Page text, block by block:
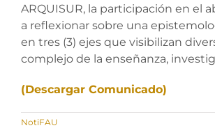
ARQUISUR, la participación en el
a reflexionar sobre una
en tres (3) ejes que visibilizan
complejo de la enseñanza,
(Descargar Comunicado)
NotiFAU